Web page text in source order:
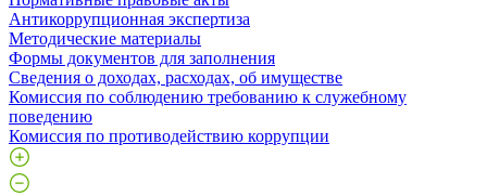
Антикоррупционная экспертиза
Методические материалы
Формы документов для заполнения
Сведения о доходах, расходах, об имуществе
Комиссия по соблюдению требованию к служебному
поведению
Комиссия по противодействию коррупции